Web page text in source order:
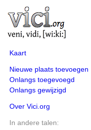
Kaart
Nieuwe plaats toevoegen
Onlangs toegevoegd
Onlangs gewijzigd
Over Vici.org
In andere talen: